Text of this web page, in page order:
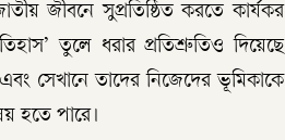
জীবনে সুপ্রতিষ্ঠিত করতে কার্যকর
তুলে ধরার প্রতিশ্রুতিও দিয়েছে
সেখানে তাদের নিজেদের ভূমিকাকে
হতে পারে।